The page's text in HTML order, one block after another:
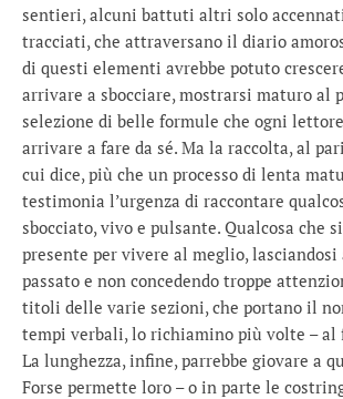
sentieri, alcuni battuti altri solo
tracciati, che attraversano il diario
di questi elementi avrebbe potuto
arrivare a sbocciare, mostrarsi maturo al
selezione di belle formule che ogni
arrivare a fare da sé. Ma la raccolta, al
cui dice, più che un processo di lenta
testimonia l’urgenza di raccontare
sbocciato, vivo e pulsante. Qualcosa che
presente per vivere al meglio,
passato e non concedendo troppe
titoli delle varie sezioni, che portano il
tempi verbali, lo richiamino più volte – al
La lunghezza, infine, parrebbe giovare a
Forse permette loro – o in parte le